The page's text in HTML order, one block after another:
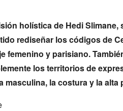
holística de Hedi Slimane,
rediseñar los códigos de
femenino y parisiano.
los territorios de
masculina, la costura y la alta